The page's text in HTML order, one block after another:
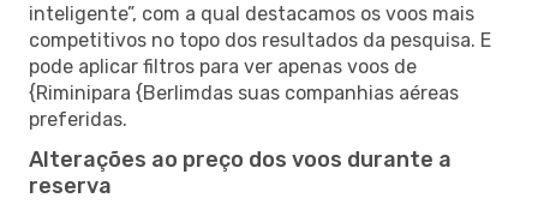
inteligente”, com a qual destacamos os voos mais
competitivos no topo dos resultados da pesquisa. E
pode aplicar filtros para ver apenas voos de
{Riminipara {Berlimdas suas companhias aéreas
preferidas.
Alterações ao preço dos voos durante a
reserva